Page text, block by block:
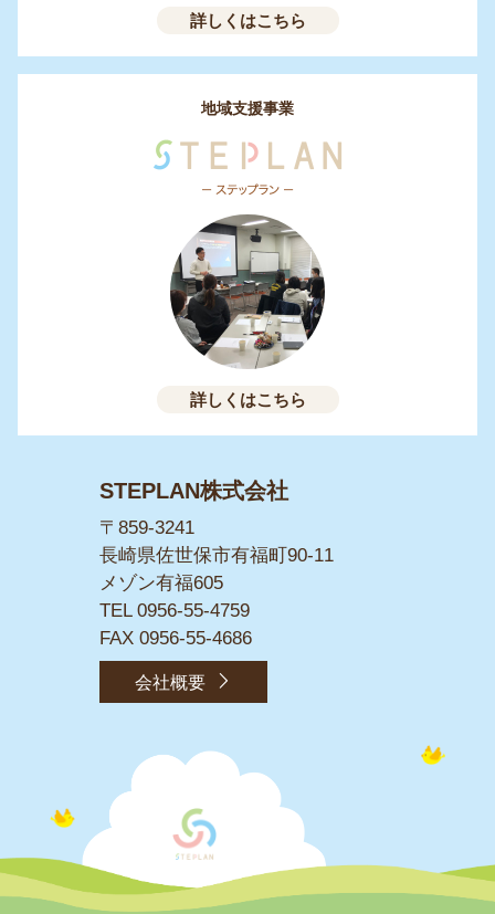
地域支援事業
詳しくはこちら
詳しくはこちら
STEPLAN株式会社
〒859-3241
長崎県佐世保市有福町90-11
メゾン有福605
TEL 0956-55-4759
FAX 0956-55-4686
会社概要